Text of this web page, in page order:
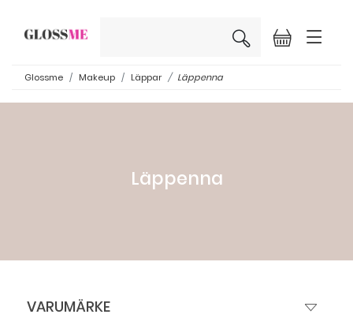
×
Glossme Makeup Läppar Läppenna
Läppenna
VARUMÄRKE